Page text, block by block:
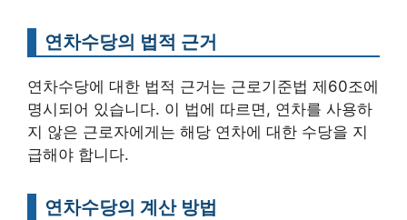
연차수당의 법적 근거
연차수당에 대한 법적 근거는 근로기준법 제60조에
명시되어 있습니다. 이 법에 따르면, 연차를 사용하
지 않은 근로자에게는 해당 연차에 대한 수당을 지
급해야 합니다.
연차수당의 계산 방법